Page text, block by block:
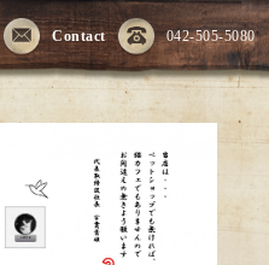
042-505-5080
Contact